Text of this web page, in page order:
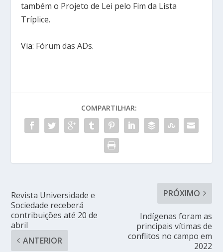
também o Projeto de Lei pelo Fim da Lista
Tríplice.
Via: Fórum das ADs.
COMPARTILHAR:
Revista Universidade e
Sociedade receberá
contribuições até 20 de
abril
ANTERIOR
PRÓXIMO
Indígenas foram as
principais vítimas de
conflitos no campo em
2022